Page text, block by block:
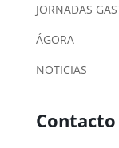
JORNADAS
ÁGORA
NOTICIAS
Contacto